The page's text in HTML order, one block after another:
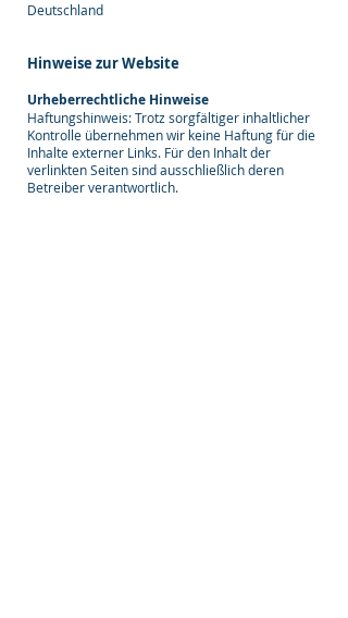
Deutschland
Hinweise zur Website
Urheberrechtliche Hinweise
Haftungshinweis: Trotz sorgfältiger inhaltlicher
Kontrolle übernehmen wir keine Haftung für die
Inhalte externer Links. Für den Inhalt der
verlinkten Seiten sind ausschließlich deren
Betreiber verantwortlich.